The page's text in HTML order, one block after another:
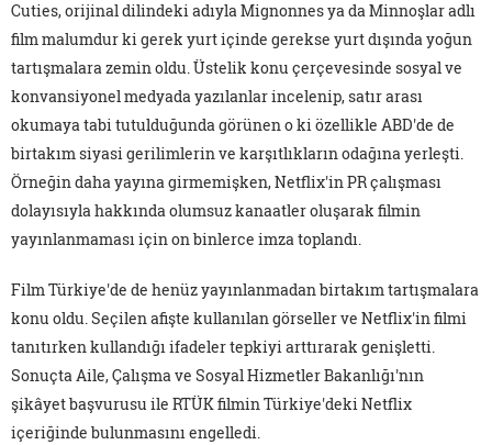
Cuties, orijinal dilindeki adıyla Mignonnes ya da Minnoşlar adlı
film malumdur ki gerek yurt içinde gerekse yurt dışında yoğun
tartışmalara zemin oldu. Üstelik konu çerçevesinde sosyal ve
konvansiyonel medyada yazılanlar incelenip, satır arası
okumaya tabi tutulduğunda görünen o ki özellikle ABD'de de
birtakım siyasi gerilimlerin ve karşıtlıkların odağına yerleşti.
Örneğin daha yayına girmemişken, Netflix'in PR çalışması
dolayısıyla hakkında olumsuz kanaatler oluşarak filmin
yayınlanmaması için on binlerce imza toplandı.
Film Türkiye'de de henüz yayınlanmadan birtakım tartışmalara
konu oldu. Seçilen afişte kullanılan görseller ve Netflix'in filmi
tanıtırken kullandığı ifadeler tepkiyi arttırarak genişletti.
Sonuçta Aile, Çalışma ve Sosyal Hizmetler Bakanlığı'nın
şikâyet başvurusu ile RTÜK filmin Türkiye'deki Netflix
içeriğinde bulunmasını engelledi.